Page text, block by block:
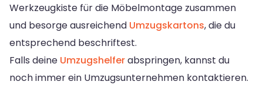
Werkzeugkiste für die Möbelmontage zusammen
und besorge ausreichend Umzugskartons, die du
entsprechend beschriftest.
Falls deine Umzugshelferabspringen, kannst du
noch immer ein Umzugsunternehmen kontaktieren.